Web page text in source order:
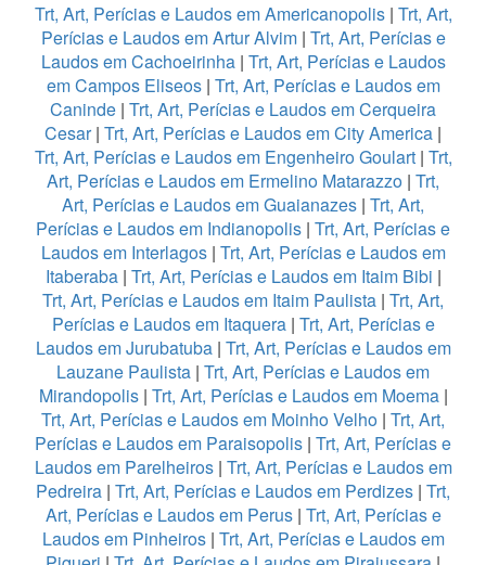
Trt, Art, Perícias e Laudos em Americanopolis | Trt, Art,
Perícias e Laudos em Artur Alvim | Trt, Art, Perícias e
Laudos em Cachoeirinha| Trt, Art, Perícias e Laudos
em Campos Eliseos | Trt, Art, Perícias e Laudos em
Caninde | Trt, Art, Perícias e Laudos em Cerqueira
Cesar| Trt, Art, Perícias e Laudos em City America |
Trt, Art, Perícias e Laudos em Engenheiro Goulart | Trt,
Art, Perícias e Laudos em Ermelino Matarazzo | Trt,
Art, Perícias e Laudos em Guaianazes | Trt, Art,
Perícias e Laudos em Indianopolis | Trt, Art, Perícias e
Laudos em Interlagos| Trt, Art, Perícias e Laudos em
Itaberaba| Trt, Art, Perícias e Laudos em Itaim Bibi |
Trt, Art, Perícias e Laudos em Itaim Paulista | Trt, Art,
Perícias e Laudos em Itaquera| Trt, Art, Perícias e
Laudos em Jurubatuba| Trt, Art, Perícias e Laudos em
Lauzane Paulista | Trt, Art, Perícias e Laudos em
Mirandopolis| Trt, Art, Perícias e Laudos em Moema|
Trt, Art, Perícias e Laudos em Moinho Velho | Trt, Art,
Perícias e Laudos em Paraisopolis | Trt, Art, Perícias e
Laudos em Parelheiros| Trt, Art, Perícias e Laudos em
Pedreira | Trt, Art, Perícias e Laudos em Perdizes | Trt,
Art, Perícias e Laudos em Perus| Trt, Art, Perícias e
Laudos em Pinheiros| Trt, Art, Perícias e Laudos em